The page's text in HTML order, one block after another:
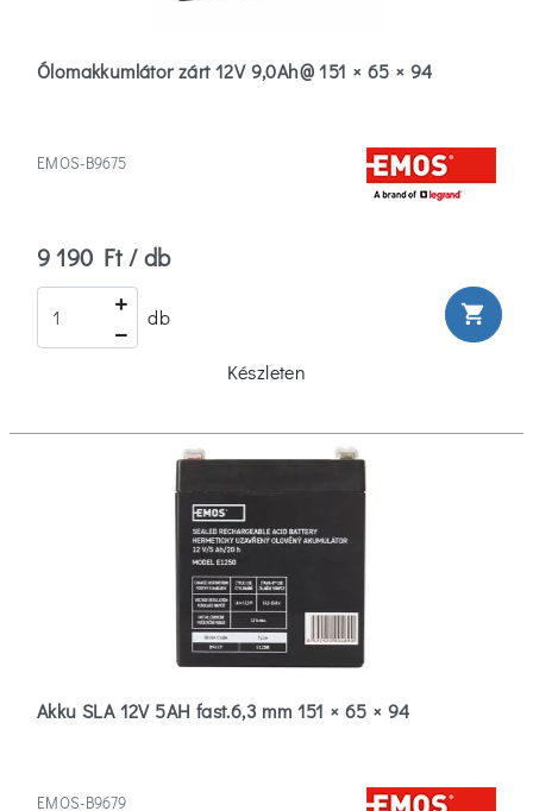
Ólomakkumlátor zárt 12V 9,0Ah@ 151 × 65 × 94
EMOS-B9675
9 190 Ft / db
db shopping_cart
Készleten
Akku SLA 12V 5AH fast.6,3 mm 151 × 65 × 94
EMOS-B9679